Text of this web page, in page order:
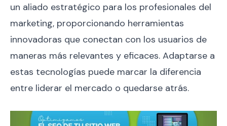
un aliado estratégico para los profesionales del
marketing, proporcionando herramientas
innovadoras que conectan con los usuarios de
maneras más relevantes y eficaces. Adaptarse a
estas tecnologías puede marcar la diferencia
entre liderar el mercado o quedarse atrás.